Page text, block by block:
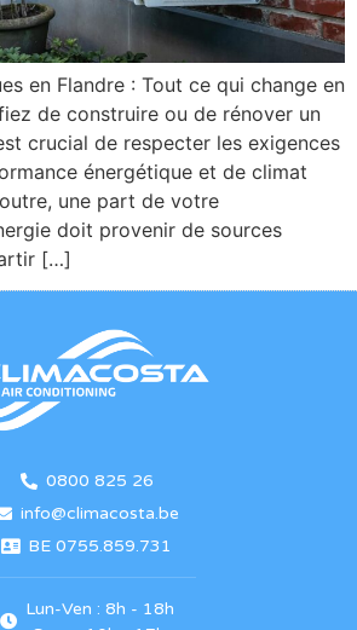
en Flandre : Tout ce qui change en
de construire ou de rénover un
crucial de respecter les exigences
énergétique et de climat
une part de votre
doit provenir de sources
[…]
0800 825 26
info@climacosta.be
BE 0755.859.731
Lun-Ven : 8h - 18h